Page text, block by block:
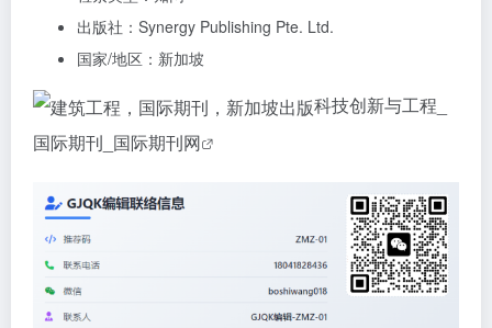
出版社：Synergy Publishing Pte. Ltd.
国家/地区：新加坡
科技创新与工程_
国际期刊_国际期刊网